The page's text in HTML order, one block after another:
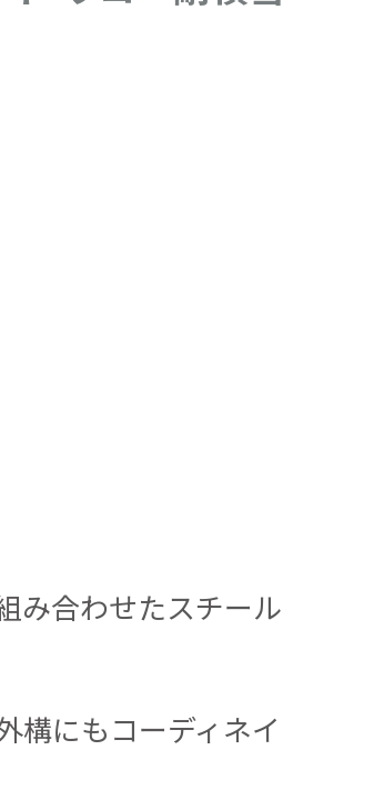
み合わせたスチール
構にもコーディネイ